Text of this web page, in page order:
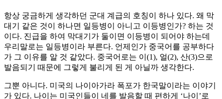
항상 궁금하게 생각하던 군대 계급의 호칭이 하나 있다. 왜 막
대기 같은 것이 하나면 일등병이 아니고 이등병인가? 하는 것
이다. 진급을 하여 막대기가 둘이면 이등병이 되어야 하는데
우리말로는 일등병이라 부른다. 언제인가 중국어를 공부하다
가 그 이유를 알 것 같았다. 중국어로는 이(1), 얼(2), 산(3)으로
발음되기 때문에 그렇게 불리게 된 게 아닐까 생각한다.
그뿐 아니다. 미국의 나이아가라 폭포가 한국말이라는 이야기
가 있다. 나이는 미국인들이 네를 발음할 때 편하게 ‘나이’로